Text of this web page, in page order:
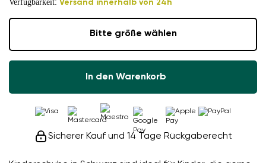
Verfügbarkeit: Versand innerhalb von 24h
Bitte größe wählen
In den Warenkorb
Sicherer Kauf und 14 Tage Rückgaberecht